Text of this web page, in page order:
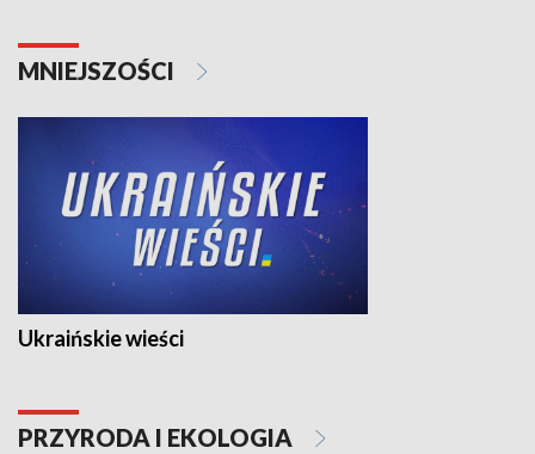
MNIEJSZOŚCI
Ukraińskie wieści
PRZYRODA I EKOLOGIA